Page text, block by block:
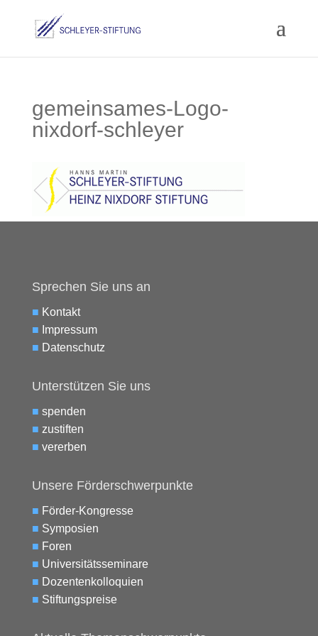
gemeinsames-Logo-
nixdorf-schleyer
Sprechen Sie uns an
■ Kontakt
■ Impressum
■ Datenschutz
Unterstützen Sie uns
■ spenden
■ zustiften
■ vererben
Unsere Förderschwerpunkte
■ Förder-Kongresse
■ Symposien
■ Foren
■ Universitätsseminare
■ Dozentenkolloquien
■ Stiftungspreise